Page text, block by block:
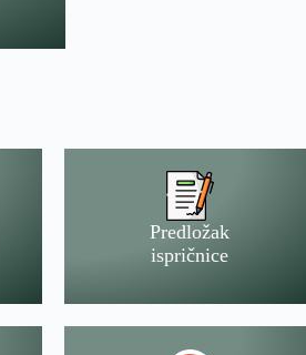
Predložak
ispričnice